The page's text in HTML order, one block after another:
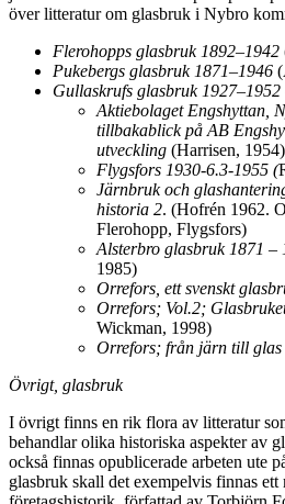
över litteratur om glasbruk i Nybro
Flerohopps glasbruk 1892–1942
Pukebergs glasbruk 1871–1946
Gullaskrufs glasbruk 1927–1952
Aktiebolaget Engshyttan,
tillbakablick på AB
utveckling (Harrisen, 1954)
Flygsfors 1930-6.3-1955 (
Järnbruk och
historia 2. (Hofrén 1962.
Flerohopp, Flygsfors)
Alsterbro glasbruk 1871 –
1985)
Orrefors, ett svenskt
Orrefors; Vol.2;
Wickman, 1998)
Orrefors; från järn till glas
Övrigt, glasbruk
I övrigt finns en rik flora av litteratur
behandlar olika historiska aspekter av
också finnas opublicerade arbeten ute
glasbruk skall det exempelvis finnas ett